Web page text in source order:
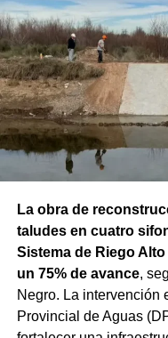
La obra de
taludes en cuatro
Sistema de Riego
un 75% de avance,
Negro. La intervención
Provincial de Aguas